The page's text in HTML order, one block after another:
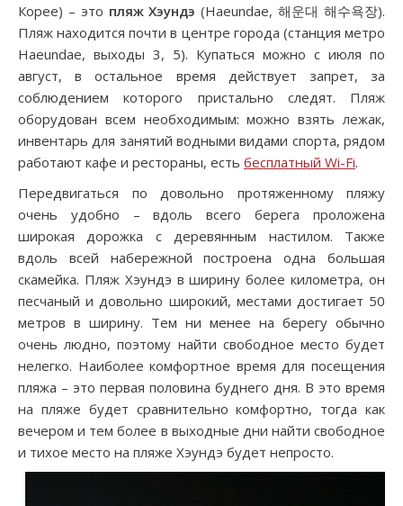
Корее) – это пляж Хэундэ (Haeundae, 해운대 해수욕장).
Пляж находится почти в центре города (станция метро
Haeundae, выходы 3, 5). Купаться можно с июля по
август, в остальное время действует запрет, за
соблюдением которого пристально следят. Пляж
оборудован всем необходимым: можно взять лежак,
инвентарь для занятий водными видами спорта, рядом
работают кафе и рестораны, есть бесплатный Wi-Fi.
Передвигаться по довольно протяженному пляжу
очень удобно – вдоль всего берега проложена
широкая дорожка с деревянным настилом. Также
вдоль всей набережной построена одна большая
скамейка. Пляж Хэундэ в ширину более километра, он
песчаный и довольно широкий, местами достигает 50
метров в ширину. Тем ни менее на берегу обычно
очень людно, поэтому найти свободное место будет
нелегко. Наиболее комфортное время для посещения
пляжа – это первая половина буднего дня. В это время
на пляже будет сравнительно комфортно, тогда как
вечером и тем более в выходные дни найти свободное
и тихое место на пляже Хэундэ будет непросто.